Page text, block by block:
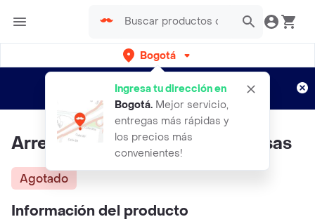
Bogotá
Ingresa tu dirección en
Bogotá. Mejor servicio,
entregas más rápidas y
los precios más
convenientes!
envíos gratis por semanas
Aplican TyC
Arreglo Circulo de Amor 25 Rosas
Agotado
Información del producto